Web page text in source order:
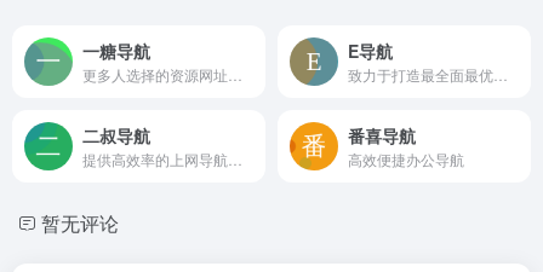
一糖导航 E导航
二叔导航 番喜导航
高效便捷办公导航
暂无评论